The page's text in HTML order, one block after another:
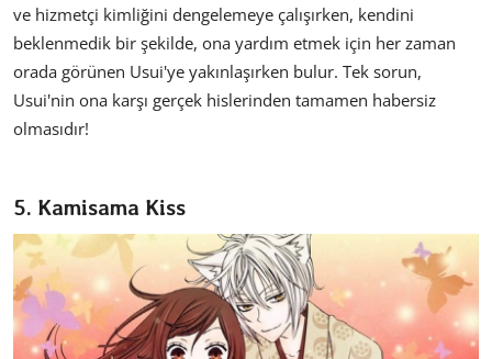
ve hizmetçi kimliğini dengelemeye çalışırken, kendini
beklenmedik bir şekilde, ona yardım etmek için her zaman
orada görünen Usui'ye yakınlaşırken bulur. Tek sorun,
Usui'nin ona karşı gerçek hislerinden tamamen habersiz
olmasıdır!
5. Kamisama Kiss